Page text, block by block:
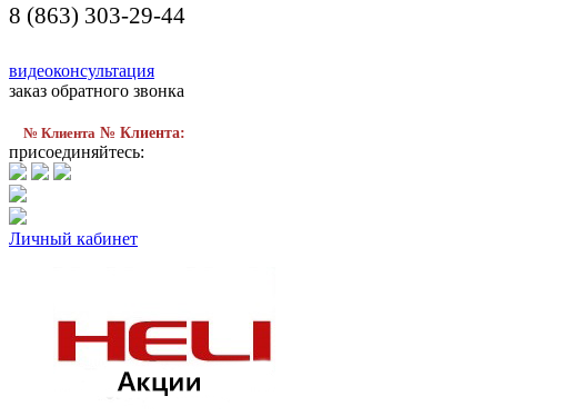
8 (863) 303-29-44
видеоконсультация
заказ обратного звонка
№ Клиента № Клиента:
присоединяйтесь:
Личный кабинет